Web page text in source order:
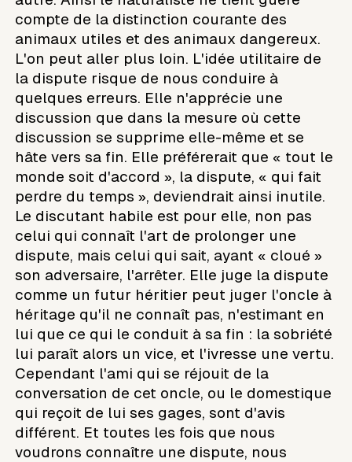
compte de la distinction courante des
animaux utiles et des animaux dangereux.
L'on peut aller plus loin. L'idée utilitaire de
la dispute risque de nous conduire à
quelques erreurs. Elle n'apprécie une
discussion que dans la mesure où cette
discussion se supprime elle-même et se
hâte vers sa fin. Elle préférerait que « tout le
monde soit d'accord », la dispute, « qui fait
perdre du temps », deviendrait ainsi inutile.
Le discutant habile est pour elle, non pas
celui qui connaît l'art de prolonger une
dispute, mais celui qui sait, ayant « cloué »
son adversaire, l'arrêter. Elle juge la dispute
comme un futur héritier peut juger l'oncle à
héritage qu'il ne connaît pas, n'estimant en
lui que ce qui le conduit à sa fin : la sobriété
lui paraît alors un vice, et l'ivresse une vertu.
Cependant l'ami qui se réjouit de la
conversation de cet oncle, ou le domestique
qui reçoit de lui ses gages, sont d'avis
différent. Et toutes les fois que nous
voudrons connaître une dispute, nous